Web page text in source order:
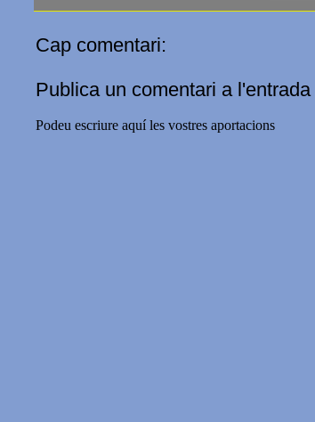
Cap comentari:
Publica un comentari a l'entrada
Podeu escriure aquí les vostres aportacions